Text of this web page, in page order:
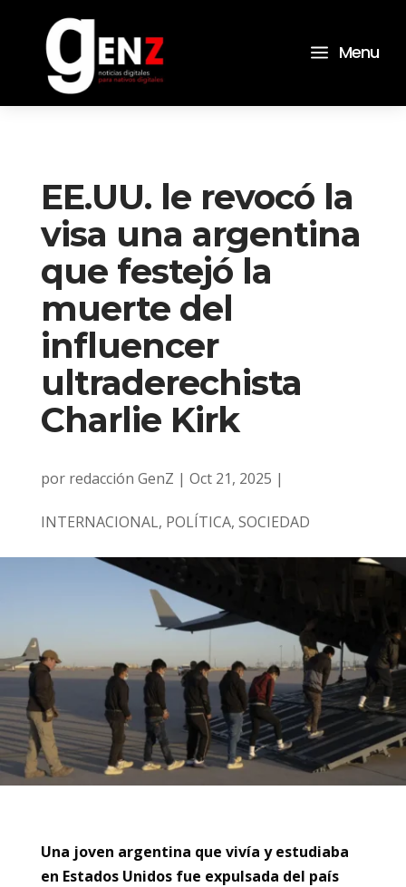
a Menu
EE.UU. le revocó la
visa una argentina
que festejó la
muerte del
influencer
ultraderechista
Charlie Kirk
por redacción GenZ | Oct 21, 2025 |
INTERNACIONAL, POLÍTICA, SOCIEDAD
Una joven argentina que vivía y estudiaba
en Estados Unidos fue expulsada del país